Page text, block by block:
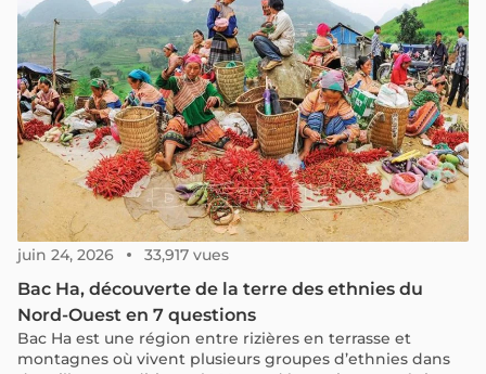
juin 24, 2026 33,917 vues
Bac Ha, découverte de la terre des ethnies du
Nord-Ouest en 7 questions
Bac Ha est une région entre rizières en terrasse et
montagnes où vivent plusieurs groupes d’ethnies dans